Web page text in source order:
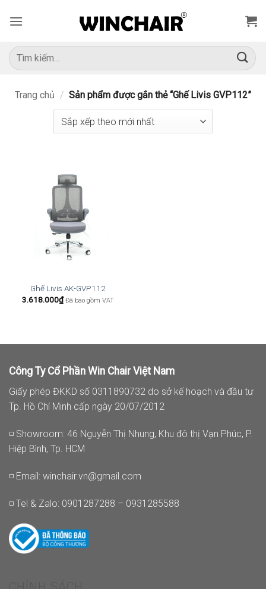
qua
dung
Tìm
kiếm:
Trang chủ / Sản phẩm được gắn thẻ “Ghế Livis GVP112”
Ghế Livis AK-GVP112
3.618.000₫ Đã bao gồm VAT
Công Ty Cổ Phần Win Chair Việt Nam
Giấy phép ĐKKD số 0311890732 do sở kế hoạch và đầu tư
Tp. Hồ Chí Minh cấp ngày 20/07/2012
◽ Showroom: 46 Nguyễn Thị Nhung, Khu đô thị Vạn Phúc, P.
Hiệp Bình, Tp. HCM
◽ Email: winchair.vn@gmail.com
◽ Tel & Zalo: 0901287288 – 0931285588